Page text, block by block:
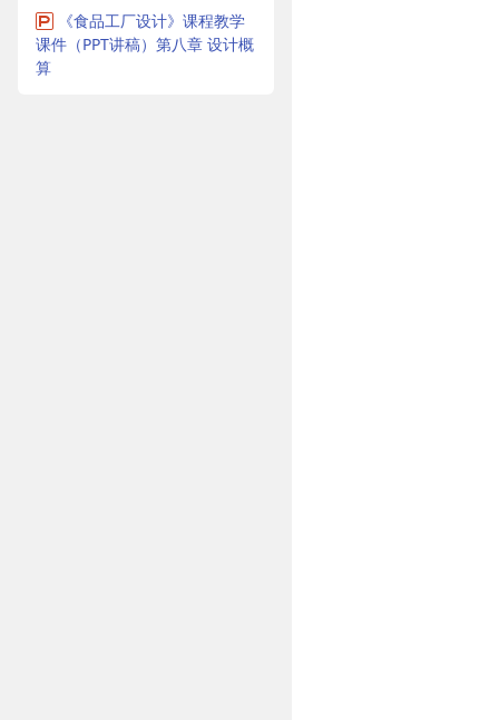
《食品工厂设计》课程教学
课件（PPT讲稿）第八章 设计概
算